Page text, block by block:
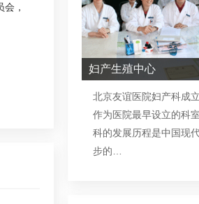
，
妇产生殖中心
北京友谊医院妇产科成
作为医院最早设立的科
科的发展历程是中国现
步的…